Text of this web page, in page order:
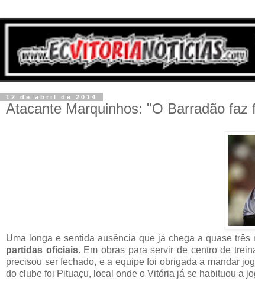
12 de abril de 2014
Atacante Marquinhos: "O Barradão
Uma longa e sentida ausência que já chega a quase
partidas oficiais. Em obras para servir de centro de
precisou ser fechado, e a equipe foi obrigada a mandar
do clube foi Pituaçu, local onde o Vitória já se habituou a